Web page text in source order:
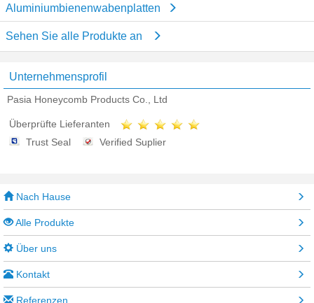
Aluminiumbienenwabenplatten
Sehen Sie alle Produkte an
Unternehmensprofil
Pasia Honeycomb Products Co., Ltd
Überprüfte Lieferanten
Trust Seal
Verified Suplier
Nach Hause
Alle Produkte
Über uns
Kontakt
Referenzen